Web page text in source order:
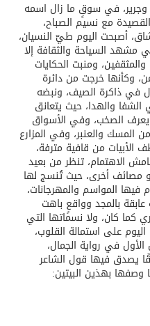
وجرير، في سوقٍ ما زال اسمه
مع نسيم الصباح،
أصبحت اليوم طيّ النسيان،
مشهد السياحة والثقافة إلا
ومنبت الحكايات
وكأنها خرجت من دائرة
في ذاكرة الصيف، ونبضه
والهدا، حيث يتعانق
يعرف الصخب، وفي الأسواق
المسك والعنبر، وفي المزارع
الأبيات من قافية مترفة،
الاهتمام، تنظر من بعيد
مصائف أخرى، حيث تُنسج لها
فيها المواسم والمهرجانات،
بالمجد وواقعٍ باهت
كما كان، ولا نسماتها التي
على استمالة القلوب،
في رواية الجمال،
يصدق فيها قول الشاعر
بهذين البيتين: